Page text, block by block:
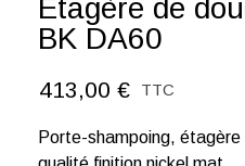
Etagère de
BK DA60
413,00 € TTC
Porte-shampoing,